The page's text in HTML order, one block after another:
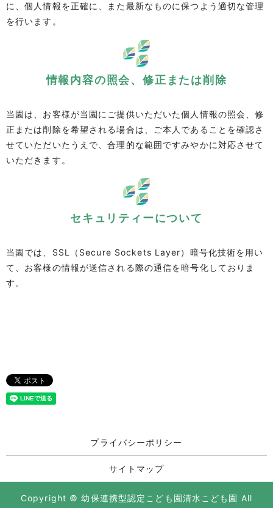
に、個人情報を正確に、また最新なものに保つよう適切な管理
を行います。
情報内容の照会、修正または削除
当園は、お客様が当園にご提供いただいた個人情報の照会、修
正または削除を希望される場合は、ご本人であることを確認さ
せていただいたうえで、合理的な範囲ですみやかに対応させて
いただきます。
セキュリティーについて
当園では、SSL（Secure Sockets Layer）暗号化技術を用い
て、お客様の情報が送信される際の通信を暗号化しておりま
す。
プライバシーポリシー
サイトマップ
Copyright © 幼保連携型認定こども園清水こども園 All